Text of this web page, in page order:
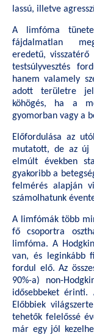
lassú, illetve
A limfóma
fájdalmatlan
eredetű, visszatérő
testsúlyvesztés
hanem valamely
adott területre
köhögés, ha a
gyomorban vagy a
Előfordulása az
mutatott, de az új
elmúlt években
gyakoribb a
felmérés alapján
számolhatunk
A limfómák több
fő csoportra
limfóma. A
van, és leginkább
fordul elő. Az
90%-a) non-
idősebbeket
Előbbiek
tehetők felelőssé
már egy jól